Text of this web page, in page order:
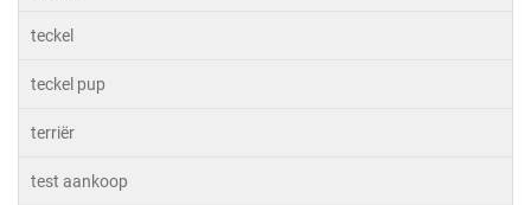
teckel
teckel pup
terriër
test aankoop